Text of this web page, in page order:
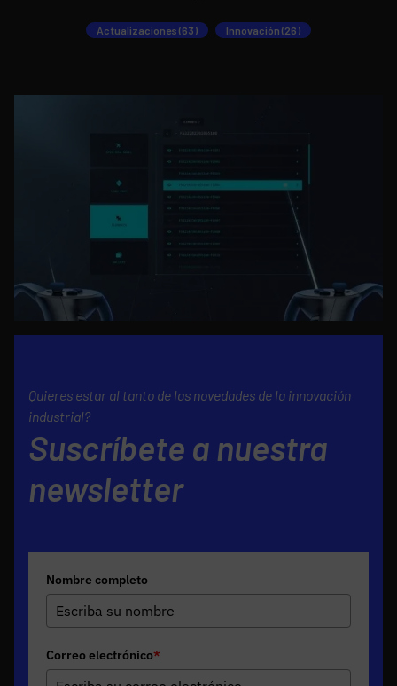
Actualizaciones (63) Innovación (26)
Quieres estar al tanto de las novedades de la innovación
industrial?
Suscríbete a nuestra
newsletter
Nombre completo
Correo electrónico*